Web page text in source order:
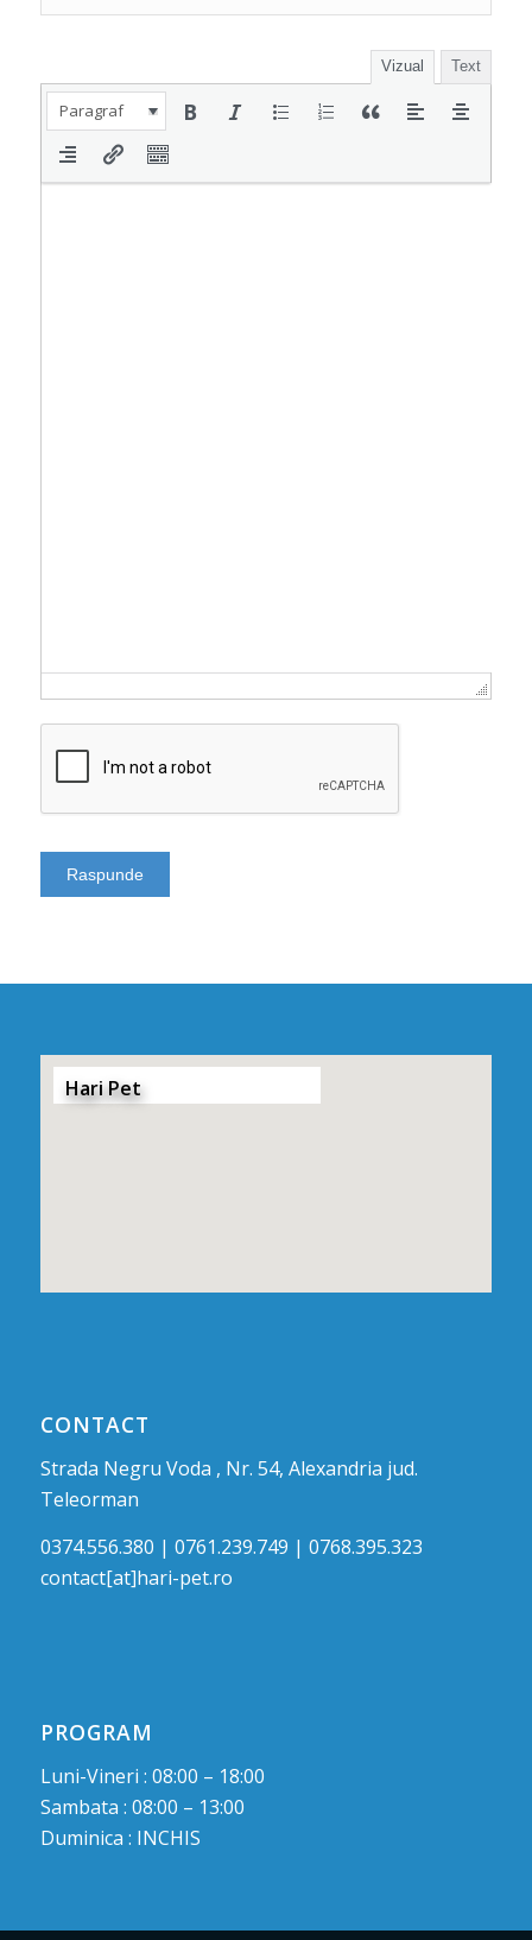
Vizual Text
Paragraf
Hari Pet
CONTACT
Strada Negru Voda , Nr. 54, Alexandria jud.
Teleorman
0374.556.380 | 0761.239.749 | 0768.395.323
contact[at]hari-pet.ro
PROGRAM
Luni-Vineri : 08:00 – 18:00
Sambata : 08:00 – 13:00
Duminica : INCHIS